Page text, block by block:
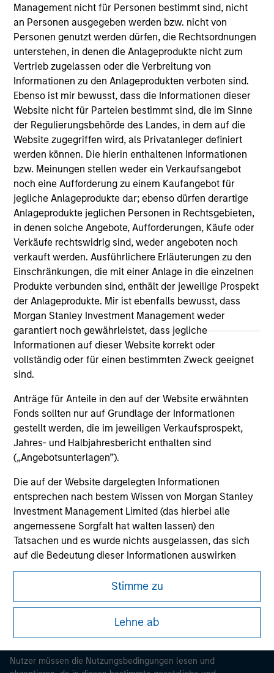
Management nicht für Personen bestimmt sind, nicht
an Personen ausgegeben werden bzw. nicht von
Personen genutzt werden dürfen, die Rechtsordnungen
unterstehen, in denen die Anlageprodukte nicht zum
Vertrieb zugelassen oder die Verbreitung von
Informationen zu den Anlageprodukten verboten sind.
Ebenso ist mir bewusst, dass die Informationen dieser
Website nicht für Parteien bestimmt sind, die im Sinne
der Regulierungsbehörde des Landes, in dem auf die
Website zugegriffen wird, als Privatanleger definiert
werden können. Die hierin enthaltenen Informationen
bzw. Meinungen stellen weder ein Verkaufsangebot
noch eine Aufforderung zu einem Kaufangebot für
jegliche Anlageprodukte dar; ebenso dürfen derartige
Anlageprodukte jeglichen Personen in Rechtsgebieten,
in denen solche Angebote, Aufforderungen, Käufe oder
Verkäufe rechtswidrig sind, weder angeboten noch
verkauft werden. Ausführlichere Erläuterungen zu den
Einschränkungen, die mit einer Anlage in die einzelnen
Produkte verbunden sind, enthält der jeweilige Prospekt
der Anlageprodukte. Mir ist ebenfalls bewusst, dass
Morgan Stanley Investment Management weder
garantiert noch gewährleistet, dass jegliche
Informationen auf dieser Website korrekt oder
vollständig oder für einen bestimmten Zweck geeignet
sind.
Anträge für Anteile in den auf der Website erwähnten
Fonds sollten nur auf Grundlage der Informationen
gestellt werden, die im jeweiligen Verkaufsprospekt,
Jahres- und Halbjahresbericht enthalten sind
(„Angebotsunterlagen”).
Die auf der Website dargelegten Informationen
entsprechen nach bestem Wissen von Morgan Stanley
Investment Management Limited (das hierbei alle
angemessene Sorgfalt hat walten lassen) den
Tatsachen und es wurde nichts ausgelassen, das sich
auf die Bedeutung dieser Informationen auswirken
könnte. Morgan Stanley Investment Management und
seine verbundenen Unternehmen haften jedoch weder
für die Richtigkeit dieser Informationen noch für Fehler
Um die Nutzung von Anlagefonds für Geldwäsche zu
verhindern, gelten für im Finanzsektor tätige Personen
besondere Verpflichtungen. Vor diesem Hintergrund ist
Stimme zu
Lehne ab
Investment Team
Morgan Stanley Capital Partners
Press Release
Morgan Stanley Capital Partners Acquires
FoodScience
Nov 19,2024
As of July 25, 2025. The above is provided for informational
and educational purposes only. There is no guarantee that
the investment mentioned resulted in positive performance
(for realized holdings), or will perform well in the future (for
current holdings). The trademarks and service marks above
are the property of their respective owners. The information
on this website has not been authorized, sponsored, or
otherwise approved by such owners. By clicking on any
links shown here, you agree that you are navigating to a
third party site. We are providing these hyperlinks to you
only as a convenience and the inclusion of any hyperlink is
not and does not imply any endorsement, approval,
investigation, verification or monitoring by us of any
information contained in any hyperlinked site. In no event
shall we be responsible for the information contained on
the site or your use of such site.
Morgan Stanley
Morgan Stanley Careers
Dieses Dokument ist ein Marketingdokument.
Nutzer müssen die Nutzungsbedingungen lesen und